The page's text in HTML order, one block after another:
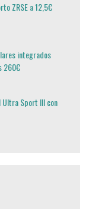
ZRSE a 12,5€
integrados
260€
Ultra Sport III con